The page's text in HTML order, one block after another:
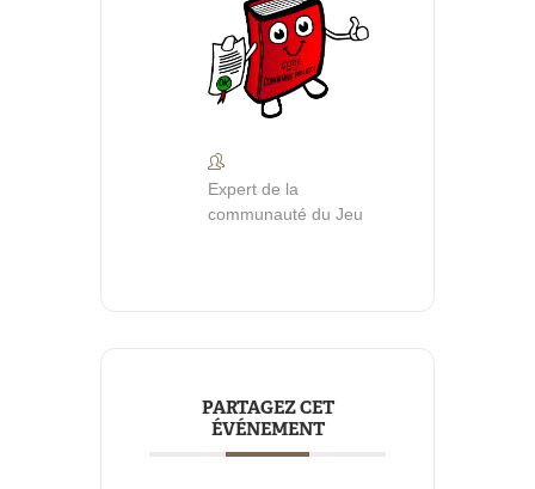
Expert de la
communauté du Jeu
PARTAGEZ CET
ÉVÉNEMENT